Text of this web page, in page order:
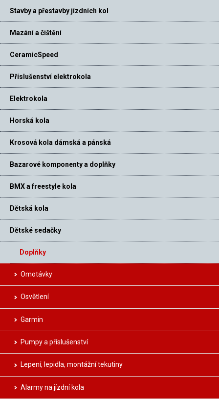
Stavby a přestavby jízdních kol
Mazání a čištění
CeramicSpeed
Příslušenství elektrokola
Elektrokola
Horská kola
Krosová kola dámská a pánská
Bazarové komponenty a doplňky
BMX a freestyle kola
Dětská kola
Dětské sedačky
Doplňky
Omotávky
Osvětlení
Garmin
Pumpy a příslušenství
Lepení, lepidla, montážní tekutiny
Alarmy na jízdní kola